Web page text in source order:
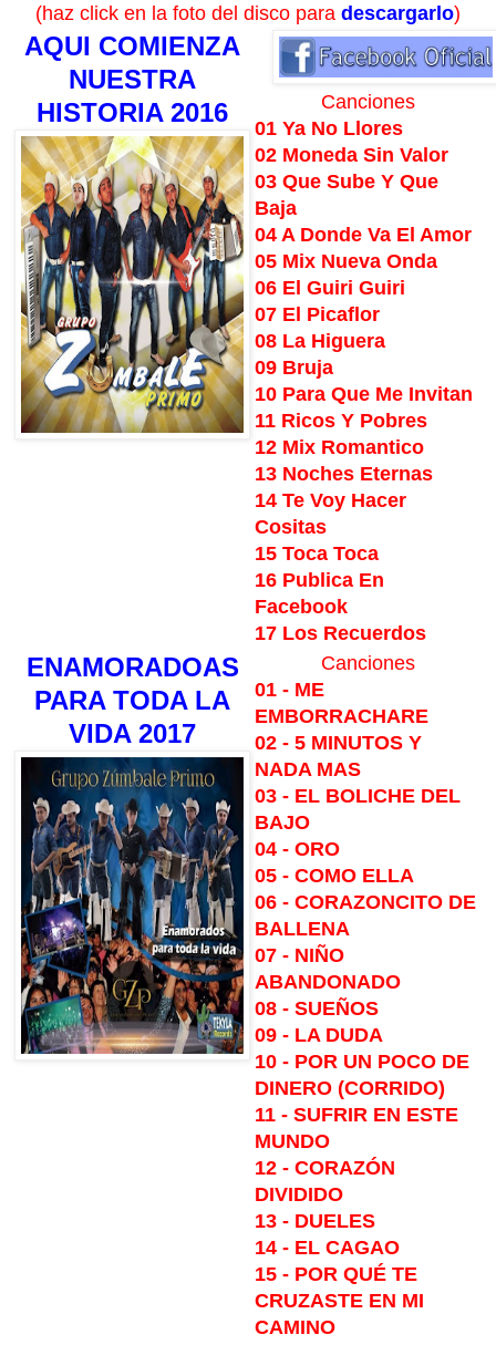
(haz click en la foto del disco para descargarlo)
AQUI COMIENZA
NUESTRA
HISTORIA 2016
Canciones
01 Ya No Llores
02 Moneda Sin Valor
03 Que Sube Y Que
Baja
04 A Donde Va El Amor
05 Mix Nueva Onda
06 El Guiri Guiri
07 El Picaflor
08 La Higuera
09 Bruja
10 Para Que Me Invitan
11 Ricos Y Pobres
12 Mix Romantico
13 Noches Eternas
14 Te Voy Hacer
Cositas
15 Toca Toca
16 Publica En
Facebook
17 Los Recuerdos
ENAMORADOAS
PARA TODA LA
VIDA 2017
Canciones
01 - ME
EMBORRACHARE
02 - 5 MINUTOS Y
NADA MAS
03 - EL BOLICHE DEL
BAJO
04 - ORO
05 - COMO ELLA
06 - CORAZONCITO DE
BALLENA
07 - NIÑO
ABANDONADO
08 - SUEÑOS
09 - LA DUDA
10 - POR UN POCO DE
DINERO (CORRIDO)
11 - SUFRIR EN ESTE
MUNDO
12 - CORAZÓN
DIVIDIDO
13 - DUELES
14 - EL CAGAO
15 - POR QUÉ TE
CRUZASTE EN MI
CAMINO